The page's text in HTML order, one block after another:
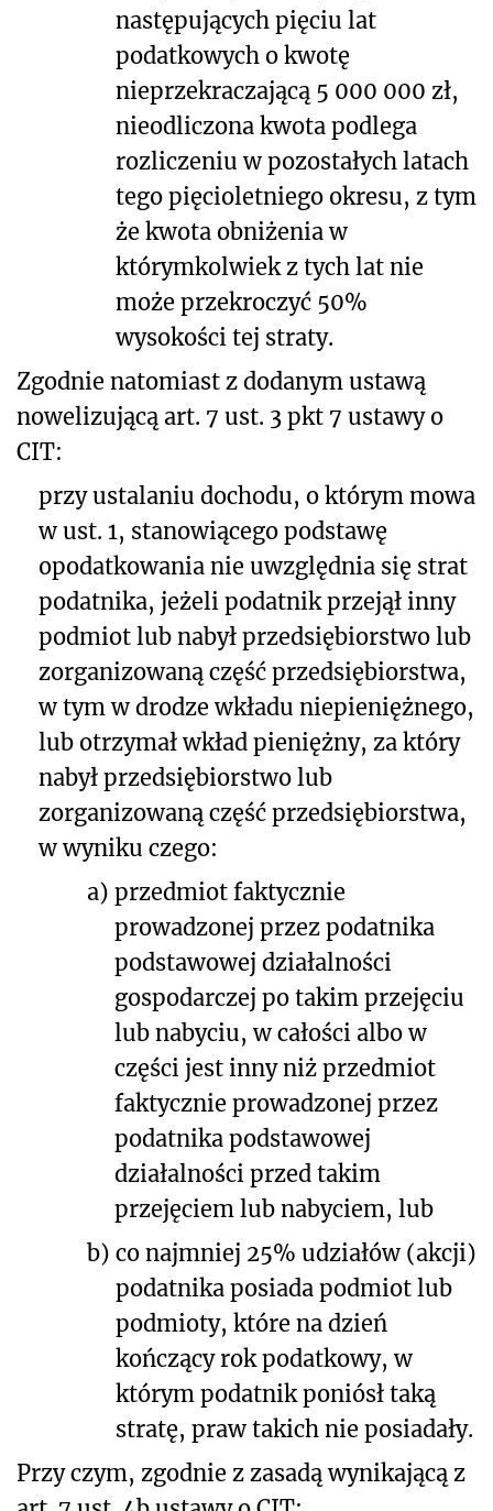
następujących pięciu lat
podatkowych o kwotę
nieprzekraczającą 5 000 000 zł,
nieodliczona kwota podlega
rozliczeniu w pozostałych latach
tego pięcioletniego okresu, z tym
że kwota obniżenia w
którymkolwiek z tych lat nie
może przekroczyć 50%
wysokości tej straty.
Zgodnie natomiast z dodanym ustawą
nowelizującą art. 7 ust. 3 pkt 7 ustawy o
CIT:
przy ustalaniu dochodu, o którym mowa
w ust. 1, stanowiącego podstawę
opodatkowania nie uwzględnia się strat
podatnika, jeżeli podatnik przejął inny
podmiot lub nabył przedsiębiorstwo lub
zorganizowaną część przedsiębiorstwa,
w tym w drodze wkładu niepieniężnego,
lub otrzymał wkład pieniężny, za który
nabył przedsiębiorstwo lub
zorganizowaną część przedsiębiorstwa,
w wyniku czego:
a) przedmiot faktycznie
prowadzonej przez podatnika
podstawowej działalności
gospodarczej po takim przejęciu
lub nabyciu, w całości albo w
części jest inny niż przedmiot
faktycznie prowadzonej przez
podatnika podstawowej
działalności przed takim
przejęciem lub nabyciem, lub
b) co najmniej 25% udziałów (akcji)
podatnika posiada podmiot lub
podmioty, które na dzień
kończący rok podatkowy, w
którym podatnik poniósł taką
stratę, praw takich nie posiadały.
Przy czym, zgodnie z zasadą wynikającą z